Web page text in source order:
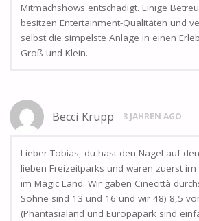
Mitmachshows entschädigt. Einige
besitzen Entertainment-Qualitäten und
selbst die simpelste Anlage in einen
Groß und Klein.
Becci Krupp 3 JAHREN AGO
Lieber Tobias, du hast den Nagel auf
lieben Freizeitparks und waren zuerst im
im Magic Land. Wir gaben Cinecittà
Söhne sind 13 und 16 und wir 48) 8,5
(Phantasialand und Europapark sind